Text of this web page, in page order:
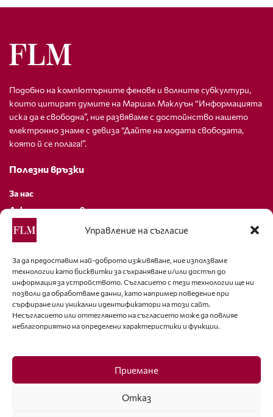
Управление на съгласие
За да предоставим най-доброто изживяване, ние използваме
технологии като бисквитки за съхраняване и/или достъп до
информация за устройството. Съгласието с тези технологии ще ни
позволи да обработваме данни, като например поведение при
сърфиране или уникални идентификатори на този сайт.
Несъгласието или оттеглянето на съгласието може да повлияе
неблагоприятно на определени характеристики и функции.
Приемане
Отказ
Подобно на компютърните фенове и волните субкултури,
които цитират думите на Маршал Маклуън “Информацията
иска да е свободна”, ние развяваме с достойнство нашето
електронно знаме с девиза “Дайте на модата свободата,
която й се полага!”.
Полезни връзки
За нас
Декларация за поверителност
Политика за бисквитки
За контакти
editor@fashion-lifestyle.net
+359 88 227 33 47
Последвайте ни
Facebook